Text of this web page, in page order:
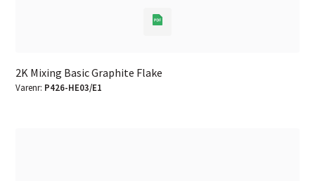
2K Mixing Basic Graphite Flake
Varenr: P426-HE03/E1